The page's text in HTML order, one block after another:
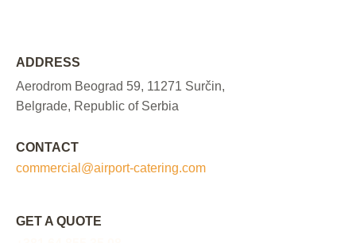
ADDRESS
Aerodrom Beograd 59, 11271 Surčin,
Belgrade, Republic of Serbia
CONTACT
commercial@airport-catering.com
GET A QUOTE